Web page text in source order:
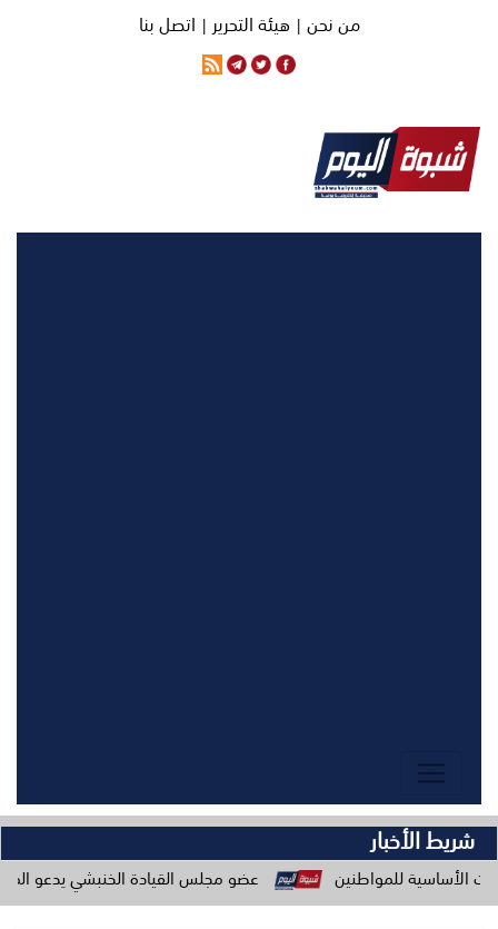
من نحن |هيئة التحرير | اتصل بنا
شريط الأخبار
عضو مجلس القيادة الخنبشي يدعو المكونات المجتمعية